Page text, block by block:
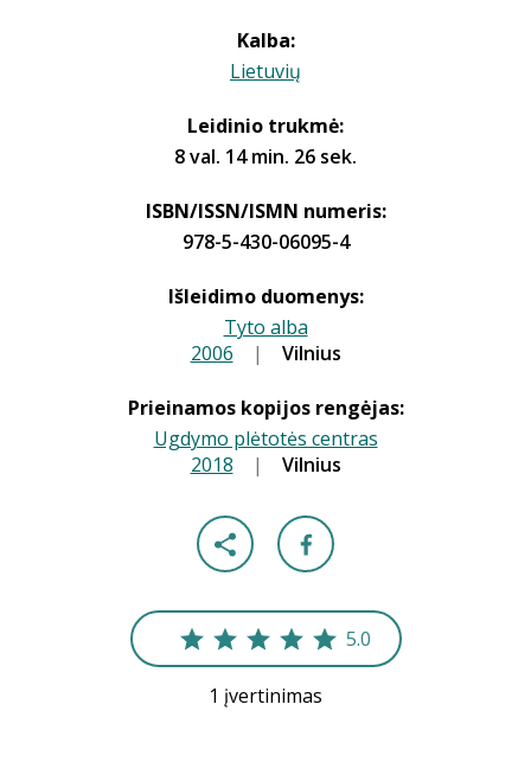
Kalba:
Lietuvių
Leidinio trukmė:
8 val. 14 min. 26 sek.
ISBN/ISSN/ISMN numeris:
978-5-430-06095-4
Išleidimo duomenys:
Tyto alba
2006 | Vilnius
Prieinamos kopijos rengėjas:
Ugdymo plėtotės centras
2018 | Vilnius
5.0
1 įvertinimas